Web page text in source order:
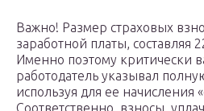
Важно! Размер страховых
заработной платы, составляя
Именно поэтому критически
работодатель указывал
используя для ее начисления
Соответственно, взносы,